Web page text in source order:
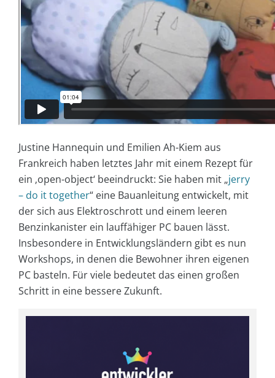
Justine Hannequin und Emilien Ah-Kiem aus
Frankreich haben letztes Jahr mit einem Rezept für
ein ‚open-object‘ beeindruckt: Sie haben mit „jerry
– do it together“ eine Bauanleitung entwickelt, mit
der sich aus Elektroschrott und einem leeren
Benzinkanister ein lauffähiger PC bauen lässt.
Insbesondere in Entwicklungsländern gibt es nun
Workshops, in denen die Bewohner ihren eigenen
PC basteln. Für viele bedeutet das einen großen
Schritt in eine bessere Zukunft.